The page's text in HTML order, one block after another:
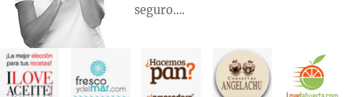
seguro….